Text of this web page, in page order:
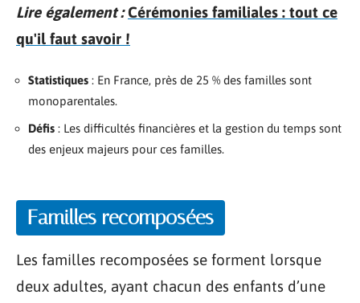
Lire également : Cérémonies familiales : tout ce
qu'il faut savoir !
Statistiques : En France, près de 25 % des familles sont
monoparentales.
Défis : Les difficultés financières et la gestion du temps sont
des enjeux majeurs pour ces familles.
Familles recomposées
Les familles recomposées se forment lorsque
deux adultes, ayant chacun des enfants d’une